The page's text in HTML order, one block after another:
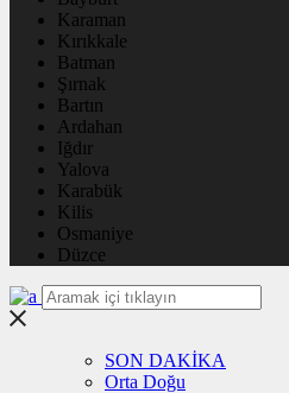
Karaman
Kırıkkale
Batman
Şırnak
Bartın
Ardahan
Iğdır
Yalova
Karabük
Kilis
Osmaniye
Düzce
SON DAKİKA
Orta Doğu